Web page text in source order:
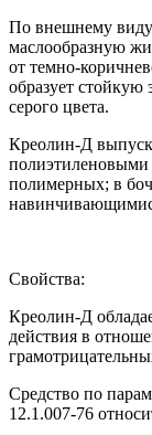
По внешнему виду
маслообразную
от темно-
образует
серого цвета.
Креолин-Д
полиэтиленовыми
полимерных; в
Свойства:
Креолин-Д
действия в
Средство по
12.1.007-76